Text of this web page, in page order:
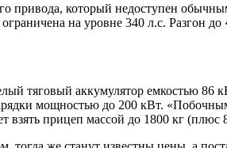
привода, который недоступен
на уровне 340 л.с. Разгон
тяговый аккумулятор емкостью 86
мощностью до 200 кВт.
прицеп массой до 1800 кг